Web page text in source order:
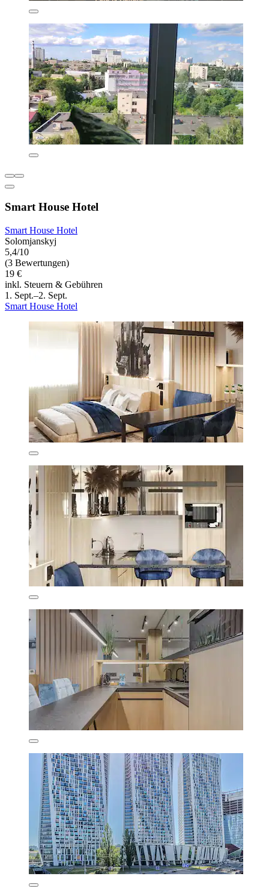
Smart House Hotel
Smart House Hotel
Solomjanskyj
5,4/10
(3 Bewertungen)
19 €
inkl. Steuern & Gebühren
1. Sept.–2. Sept.
Smart House Hotel